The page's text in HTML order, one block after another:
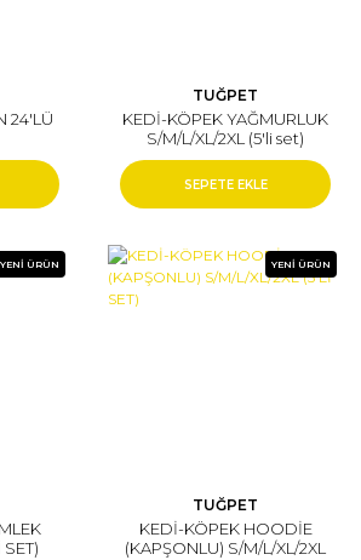
24'LÜ
TUĞPET
KEDİ-KÖPEK YAĞMURLUK
S/M/L/XL/2XL (5'li set)
SEPETE EKLE
YENİ ÜRÜN YENİ ÜRÜN
TUĞPET
KEDİ-KÖPEK HOODİE
(KAPŞONLU) S/M/L/XL/2XL